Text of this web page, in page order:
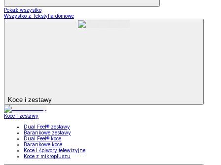
Pokaż wszystko
Wszystko z Tekstylia domowe
Koce i zestawy
Koce i zestawy
Dual Feel® zestawy
Barankowe zestawy
Dual Feel® koce
Barankowe koce
Koce i śpiwory telewizyjne
Koce z mikropluszu